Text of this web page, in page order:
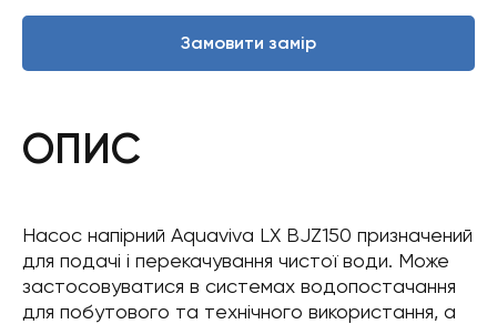
Замовити замір
ОПИС
Насос напірний Aquaviva LX BJZ150 призначений
для подачі і перекачування чистої води. Може
застосовуватися в системах водопостачання
для побутового та технічного використання, а